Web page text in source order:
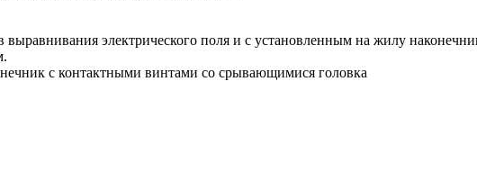
выравнивания электрического поля и с установленным на жилу
с контактными винтами со срывающимися головка